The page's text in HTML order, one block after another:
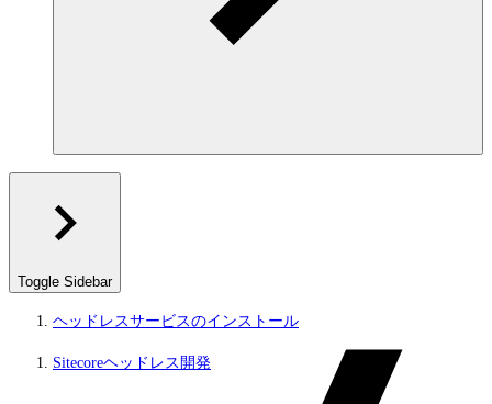
Toggle Sidebar
ヘッドレスサービスのインストール
Sitecoreヘッドレス開発